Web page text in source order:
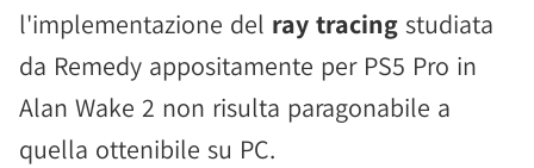
l'implementazione del ray tracing studiata
da Remedy appositamente per PS5 Pro in
Alan Wake 2 non risulta paragonabile a
quella ottenibile su PC.